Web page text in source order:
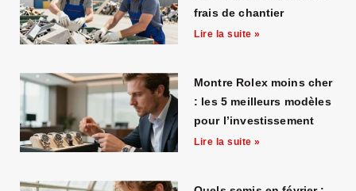
frais de chantier
Lire la suite »
Montre Rolex moins cher
: les 5 meilleurs modèles
pour l’investissement
Lire la suite »